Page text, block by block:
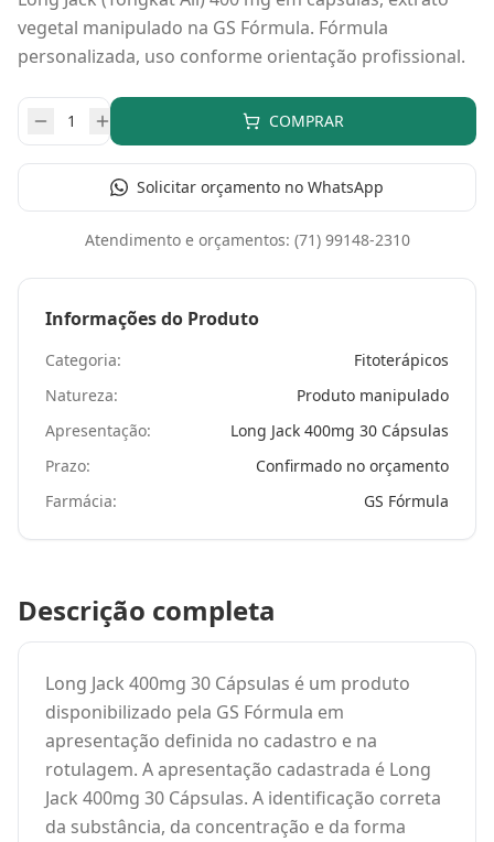
vegetal manipulado na GS Fórmula. Fórmula
personalizada, uso conforme orientação profissional.
COMPRAR
Solicitar orçamento no WhatsApp
Atendimento e orçamentos: (71) 99148-2310
Informações do Produto
Categoria:
Fitoterápicos
Natureza:
Produto manipulado
Apresentação:
Long Jack 400mg 30 Cápsulas
Prazo:
Confirmado no orçamento
Farmácia:
GS Fórmula
Descrição completa
Long Jack 400mg 30 Cápsulas é um produto
disponibilizado pela GS Fórmula em
apresentação definida no cadastro e na
rotulagem. A apresentação cadastrada é Long
Jack 400mg 30 Cápsulas. A identificação correta
da substância, da concentração e da forma